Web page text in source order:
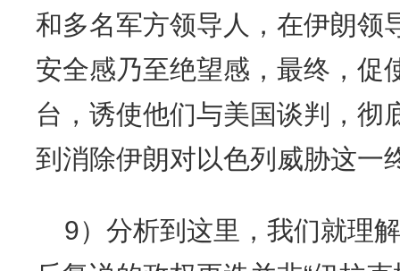
和多名军方领导人，在伊朗领
安全感乃至绝望感，最终，促
台，诱使他们与美国谈判，彻
到消除伊朗对以色列威胁这一
9）分析到这里，我们就理